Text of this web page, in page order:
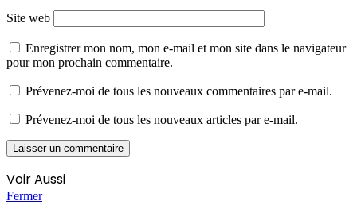
Site web
Enregistrer mon nom, mon e-mail et mon site dans le navigateur
pour mon prochain commentaire.
Prévenez-moi de tous les nouveaux commentaires par e-mail.
Prévenez-moi de tous les nouveaux articles par e-mail.
Voir Aussi
Fermer